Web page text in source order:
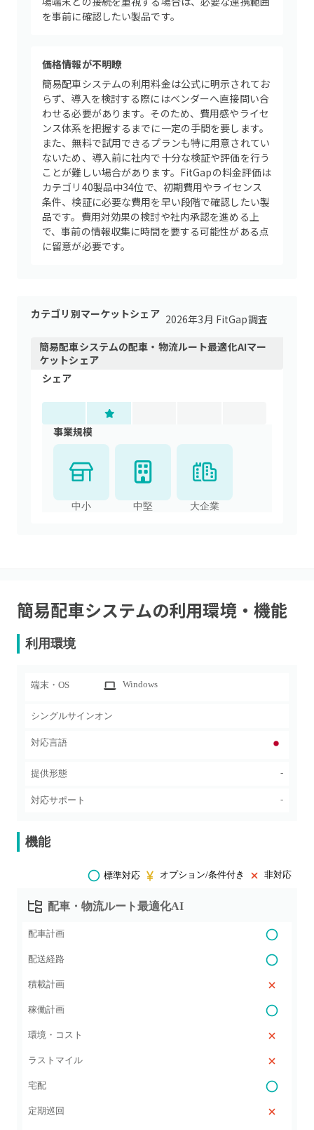
を事前に確認したい製品です。
価格情報が不明瞭
簡易配車システムの利用料金は公式に明示されてお
らず、導入を検討する際にはベンダーへ直接問い合
わせる必要があります。そのため、費用感やライセ
ンス体系を把握するまでに一定の手間を要します。
また、無料で試用できるプランも特に用意されてい
ないため、導入前に社内で十分な検証や評価を行う
ことが難しい場合があります。FitGapの料金評価は
カテゴリ40製品中34位で、初期費用やライセンス
条件、検証に必要な費用を早い段階で確認したい製
品です。費用対効果の検討や社内承認を進める上
で、事前の情報収集に時間を要する可能性がある点
に留意が必要です。
カテゴリ別マーケットシェア 2026年3月 FitGap調査
簡易配車システムの配車・物流ルート最適化AIマー
ケットシェア
シェア
事業規模
中小 中堅 大企業
簡易配車システムの利用環境・機能
利用環境
端末・OS Windows
シングルサインオン
対応言語
提供形態 -
対応サポート -
機能
標準対応 オプション/条件付き 非対応
配車・物流ルート最適化AI
配車計画
配送経路
積載計画
稼働計画
環境・コスト
ラストマイル
宅配
定期巡回